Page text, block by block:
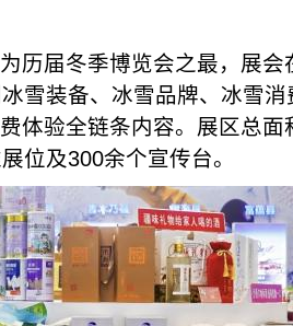
历届冬季博览会之最，展
雪装备、冰雪品牌、冰雪
体验全链条内容。展区总
位及300余个宣传台。